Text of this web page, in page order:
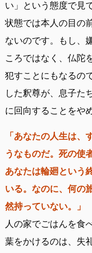
い」という態度で見
状態では本人の目の
ないのです。もし、
ころではなく、仏陀
犯すことにもなるの
した釈尊が、息子た
に回向することをや
「あなたの人生は、
うなものだ。死の使
あなたは輪廻という
いる。なのに、何の
然持っていない。」
人の家でごはんを食
葉をかけるのは、失